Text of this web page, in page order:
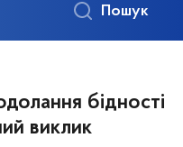
Пошук
бідності
виклик